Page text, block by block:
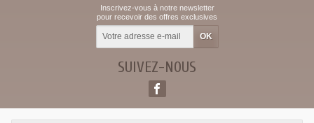
Inscrivez-vous à notre newsletter
pour recevoir des offres exclusives
SUIVEZ-NOUS